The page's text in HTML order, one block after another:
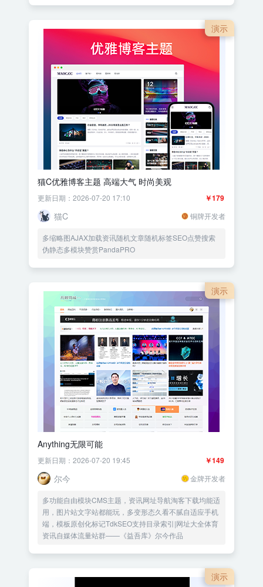
演示
猫C优雅博客主题 高端大气 时尚美观
￥179
更新日期：2026-07-20 17:10
猫C 铜牌开发者
多缩略图AJAX加载资讯随机文章随机标签SEO点赞搜索
伪静态多模块赞赏PandaPRO
演示
Anything无限可能
￥149
更新日期：2026-07-20 19:45
尔今 金牌开发者
多功能自由模块CMS主题，资讯网址导航淘客下载均能适
用，图片站文字站都能玩，多变形态久看不腻自适应手机
端，模板原创化标记TdkSEO支持目录索引|网址大全体育
资讯自媒体流量站群——《益吾库》尔今作品
演示